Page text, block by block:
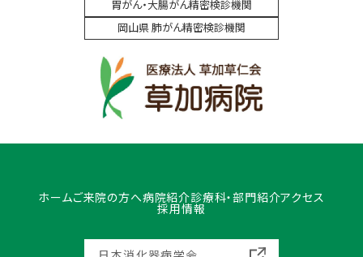
胃がん・大腸がん精密検診機関
岡山県 肺がん精密検診機関
ホームご来院の方へ病院紹介診療科・部門紹介アクセス
採用情報